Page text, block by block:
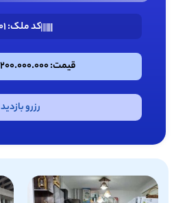
کد ملک: 4101
قیمت: 3.200.000.000 تومان
رزرو بازدید